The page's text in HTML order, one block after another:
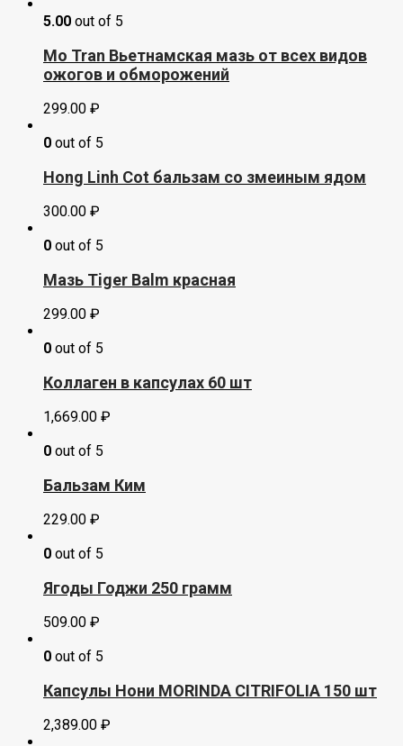
5.00 out of 5
Mo Tran Вьетнамская мазь от всех видов
ожогов и обморожений
299.00 ₽
0 out of 5
Hong Linh Cot бальзам со змеиным ядом
300.00 ₽
0 out of 5
Мазь Tiger Balm красная
299.00 ₽
0 out of 5
Коллаген в капсулах 60 шт
1,669.00 ₽
0 out of 5
Бальзам Ким
229.00 ₽
0 out of 5
Ягоды Годжи 250 грамм
509.00 ₽
0 out of 5
Капсулы Нони MORINDA CITRIFOLIA 150 шт
2,389.00 ₽